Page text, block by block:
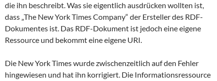
die ihn beschreibt. Was sie eigentlich ausdrücken wollten ist,
dass „The New York Times Company“ der Ersteller des RDF-
Dokumentes ist. Das RDF-Dokument ist jedoch eine eigene
Ressource und bekommt eine eigene URI.
Die New York Times wurde zwischenzeitlich auf den Fehler
hingewiesen und hat ihn korrigiert. Die Informationsressource